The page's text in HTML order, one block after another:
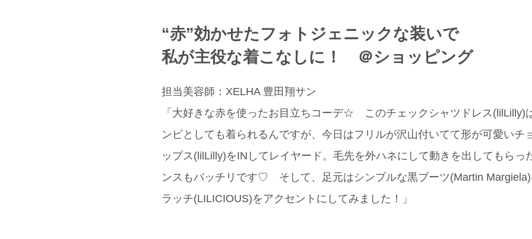
“赤”効かせたフォトジェニックな装いで
私が主役な着こなしに！ ＠ショッピング
担当美容師：XELHA 豊田翔サン
「大好きな赤を使ったお目立ちコーデ☆ このチェックシャツドレス(lilLilly)
ンピとしても着られるんですが、今日はフリルが沢山付いてて形が可愛いチ
ップス(lilLilly)をINしてレイヤード。毛先を外ハネにして動きを出してもらっ
ンスもバッチリです♡ そして、足元はシンプルな黒ブーツ(Martin Margiela)
ラッチ(LILICIOUS)をアクセントにしてみました！」